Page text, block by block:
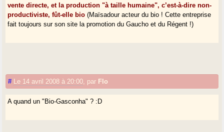
vente directe, et la production "à taille humaine", c’est-à-dire non-
productiviste, fût-elle bio (Maïsadour acteur du bio ! Cette entreprise
fait toujours sur son site la promotion du Gaucho et du Régent !)
# Le 14 avril 2008 à 20:00 par Flo
A quand un "Bio-Gasconha" ? :D